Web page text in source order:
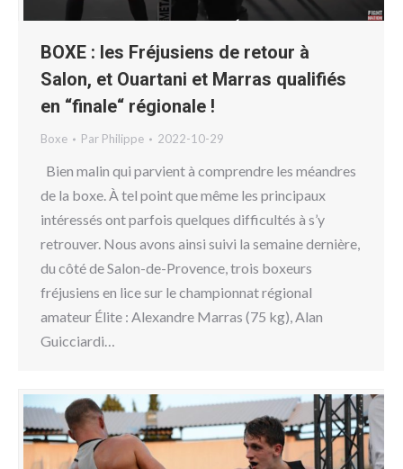
BOXE : les Fréjusiens de retour à
Salon, et Ouartani et Marras qualifiés
en “finale“ régionale !
Boxe Par Philippe 2022-10-29
Bien malin qui parvient à comprendre les méandres
de la boxe. À tel point que même les principaux
intéressés ont parfois quelques difficultés à s’y
retrouver. Nous avons ainsi suivi la semaine dernière,
du côté de Salon-de-Provence, trois boxeurs
fréjusiens en lice sur le championnat régional
amateur Élite : Alexandre Marras (75 kg), Alan
Guicciardi…